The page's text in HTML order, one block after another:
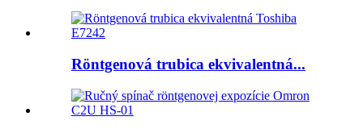
Röntgenová trubica ekvivalentná...